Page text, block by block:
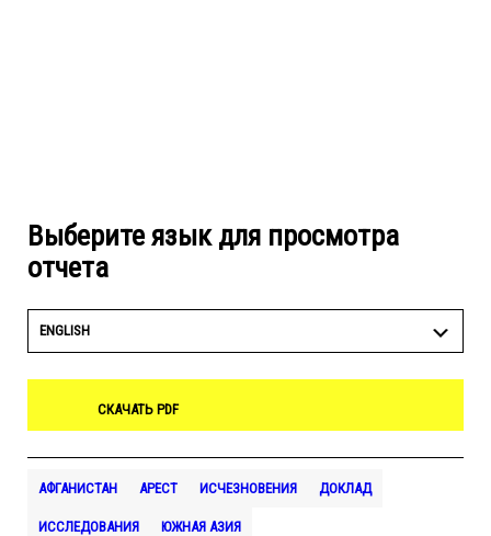
Выберите язык для просмотра
отчета
ENGLISH
СКАЧАТЬ PDF
АФГАНИСТАН АРЕСТ ИСЧЕЗНОВЕНИЯ ДОКЛАД
ИССЛЕДОВАНИЯ ЮЖНАЯ АЗИЯ